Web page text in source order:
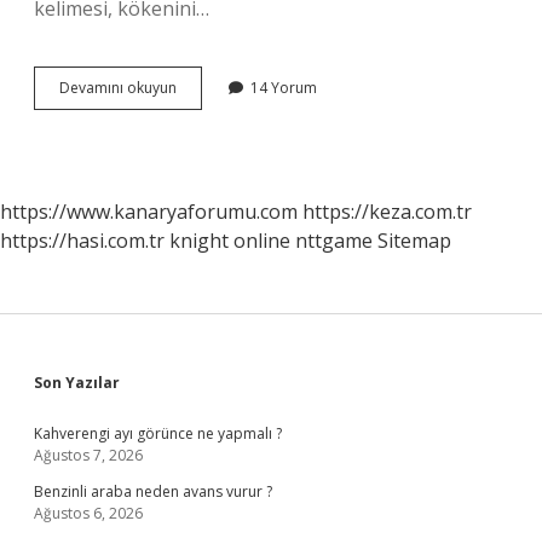
kelimesi, kökenini…
Devamını okuyun
Kökü
14 Yorum
https://www.kanaryaforumu.com https://keza.com.tr
https://hasi.com.tr knight online nttgame Sitemap
Sidebar
Son Yazılar
Kahverengi ayı görünce ne yapmalı ?
Ağustos 7, 2026
Benzinli araba neden avans vurur ?
Ağustos 6, 2026